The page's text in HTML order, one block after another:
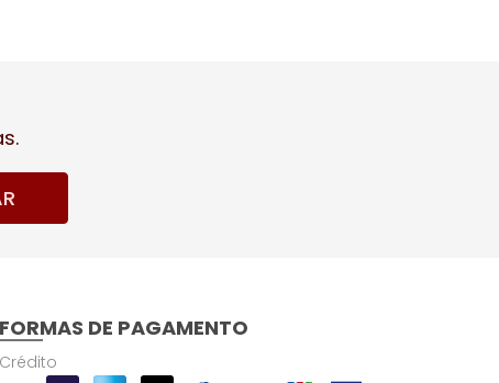
FORMAS DE PAGAMENTO
Crédito